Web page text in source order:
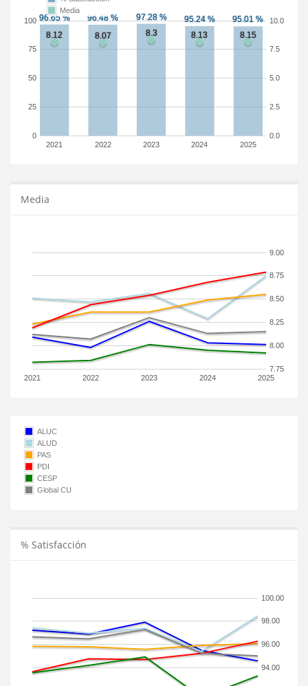
2021 2022 2023 2024 2025
0
25
50
75
100
0.0
2.5
5.0
7.5
10.0
Media
Media
2021 2022 2023 2024 2025
7.75
8.00
8.25
8.50
8.75
9.00
ALUC
ALUD
PAS
PDI
CESP
Global CU
% Satisfacción
94.00
96.00
98.00
100.00